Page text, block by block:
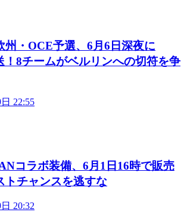
州・OCE予選、6月6日深夜に
！8チームがベルリンへの切符を争
22:55
コラボ装備、6月1日16時で販売
トチャンスを逃すな
20:32